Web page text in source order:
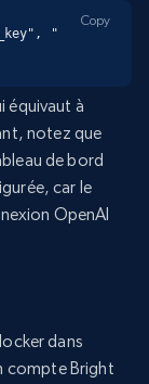
"
Copy
équivaut à
notez que
de bord
car le
OpenAI
dans
compte Bright